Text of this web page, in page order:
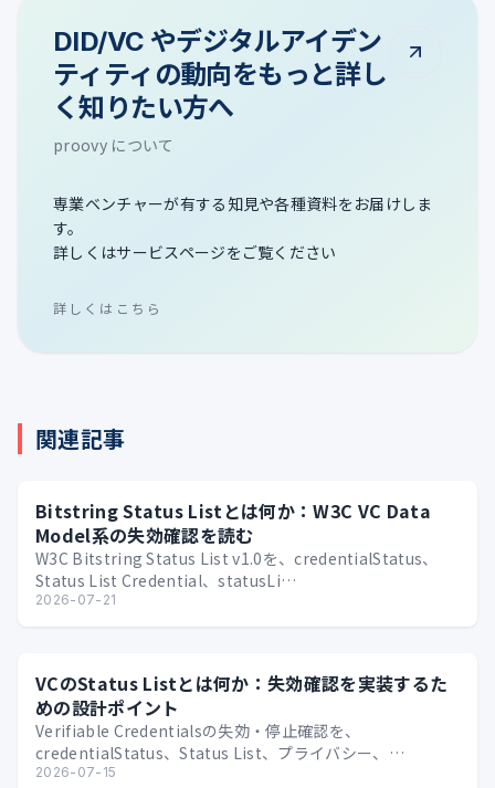
DID/VC やデジタルアイデン
ティティの動向をもっと詳し
く知りたい方へ
proovy について
専業ベンチャーが有する知見や各種資料をお届けしま
す。
詳しくはサービスページをご覧ください
詳しくはこちら
関連記事
Bitstring Status Listとは何か：W3C VC Data
Model系の失効確認を読む
W3C Bitstring Status List v1.0を、credentialStatus、
Status List Credential、statusLi…
2026-07-21
VCのStatus Listとは何か：失効確認を実装するた
めの設計ポイント
Verifiable Credentialsの失効・停止確認を、
credentialStatus、Status List、プライバシー、
Issuer/Verif…
2026-07-15